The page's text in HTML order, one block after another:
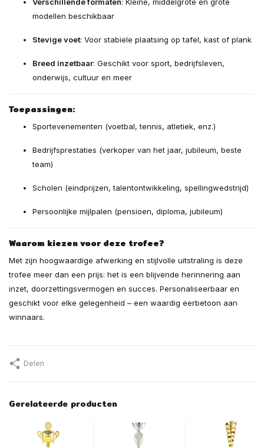
modellen beschikbaar
Stevige voet: Voor stabiele plaatsing op tafel, kast of plank
Breed inzetbaar: Geschikt voor sport, bedrijfsleven,
onderwijs, cultuur en meer
Toepassingen:
Sportevenementen (voetbal, tennis, atletiek, enz.)
Bedrijfsprestaties (verkoper van het jaar, jubileum, beste
team)
Scholen (eindprijzen, talentontwikkeling, spellingwedstrijd)
Persoonlijke mijlpalen (pensioen, diploma, jubileum)
Waarom kiezen voor deze trofee?
Met zijn hoogwaardige afwerking en stijlvolle uitstraling is deze
trofee meer dan een prijs: het is een blijvende herinnering aan
inzet, doorzettingsvermogen en succes. Personaliseerbaar en
geschikt voor elke gelegenheid – een waardig eerbetoon aan
winnaars.
Delen
Gerelateerde producten